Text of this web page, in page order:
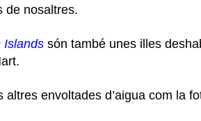
de nosaltres.
Islands són també unes illes
altres envoltades d’aigua com la